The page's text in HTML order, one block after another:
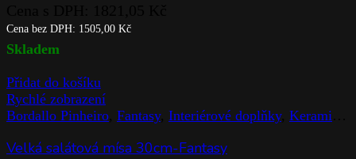
Cena bez DPH: 1505,00 Kč
Skladem
Přidat do košíku
Rychlé zobrazení
Bordallo Pinheiro Fantasy, Interiérové doplňky, Keramické výrobky
Velká salátová mísa 30cm-Fantasy